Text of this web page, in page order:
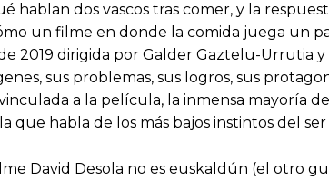
dos vascos tras comer, y la
un filme en donde la comida juega un
2019 dirigida por Galder Gaztelu-Urrutia
sus problemas, sus logros, sus
a la película, la inmensa mayoría
que habla de los más bajos instintos del
David Desola no es euskaldún (el otro